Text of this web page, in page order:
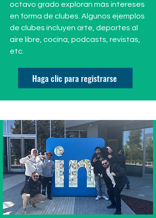
octavo grado exploran más intereses
en forma de clubes. Algunos ejemplos
de clubes incluyen arte, deportes al
aire libre, cocina, podcasts, revistas,
etc.
Haga clic para registrarse